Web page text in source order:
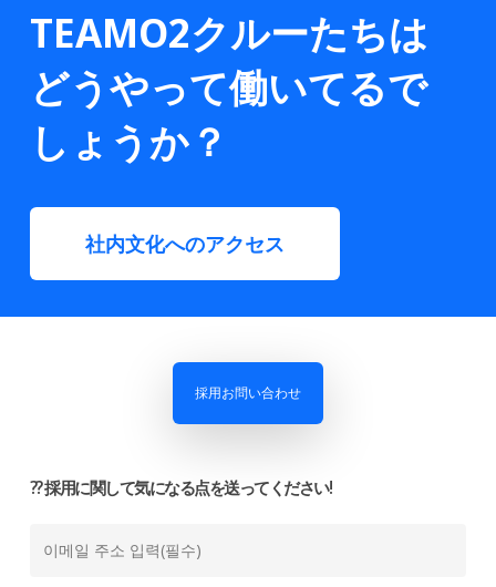
TEAMO2クルーたちは
どうやって働いてるで
しょうか？
社内文化へのアクセス
採用お問い合わせ
?‍? 採用に関して気になる点を送ってください!